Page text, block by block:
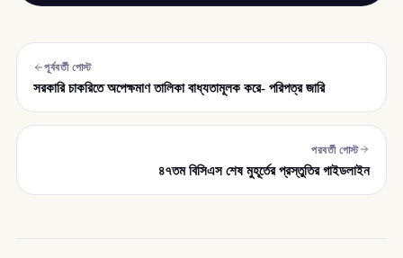
পূর্ববর্তী পোস্ট
সরকারি চাকরিতে অপেক্ষমাণ তালিকা বাধ্যতামূলক করে- পরিপত্র জারি
পরবর্তী পোস্ট
৪৭তম বিসিএস শেষ মুহূর্তের প্রস্তুতির গাইডলাইন